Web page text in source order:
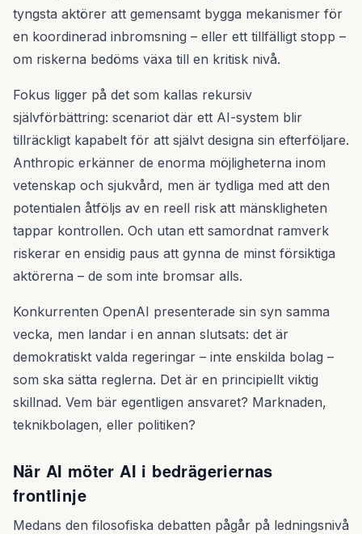
tyngsta aktörer att gemensamt bygga mekanismer för
en koordinerad inbromsning – eller ett tillfälligt stopp –
om riskerna bedöms växa till en kritisk nivå.
Fokus ligger på det som kallas rekursiv
självförbättring: scenariot där ett AI-system blir
tillräckligt kapabelt för att självt designa sin efterföljare.
Anthropic erkänner de enorma möjligheterna inom
vetenskap och sjukvård, men är tydliga med att den
potentialen åtföljs av en reell risk att mänskligheten
tappar kontrollen. Och utan ett samordnat ramverk
riskerar en ensidig paus att gynna de minst försiktiga
aktörerna – de som inte bromsar alls.
Konkurrenten OpenAI presenterade sin syn samma
vecka, men landar i en annan slutsats: det är
demokratiskt valda regeringar – inte enskilda bolag –
som ska sätta reglerna. Det är en principiellt viktig
skillnad. Vem bär egentligen ansvaret? Marknaden,
teknikbolagen, eller politiken?
När AI möter AI i bedrägeriernas
frontlinje
Medans den filosofiska debatten pågår på ledningsnivå